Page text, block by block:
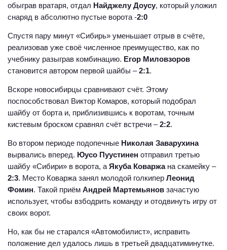
обыграв вратаря, отдал Найджелу Доусу, который уложил
снаряд в абсолютно пустые ворота -2:0
Спустя пару минут «Сибирь» уменьшает отрыв в счёте,
реализовав уже своё численное преимущество, как по
учебнику разыграв комбинацию. Егор Миловзоров
становится автором первой шайбы –2:1.
Вскоре новосибирцы сравнивают счёт. Этому
поспособствовал Виктор Комаров, который подобрал
шайбу от борта и, приблизившись к воротам, точным
кистевым броском сравнял счёт встречи –2:2.
Во втором периоде подопечные Николая Заварухина
вырвались вперед. Юусо Пуустинен отправил третью
шайбу «Сибири» в ворота, аЯкуба Коваржа на скамейку –
2:3. Место Коваржа занял молодой голкипер Леонид
Фомин. Такой приём Андрей Мартемьянов зачастую
использует, чтобы взбодрить команду и отодвинуть игру от
своих ворот.
Но, как бы не старался «Автомобилист», исправить
положение дел удалось лишь в третьей двадцатиминутке.